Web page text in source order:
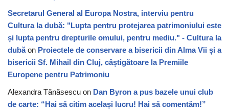
Secretarul General al Europa Nostra, interviu pentru
Cultura la dubă: "Lupta pentru protejarea patrimoniului este
și lupta pentru drepturile omului, pentru mediu." - Cultura la
dubăon Proiectele de conservare a bisericii din Alma Vii și a
bisericii Sf. Mihail din Cluj, câștigătoare la Premiile
Europene pentru Patrimoniu
Alexandra Tănăsescu on Dan Byron a pus bazele unui club
de carte: “Hai să citim același lucru! Hai să comentăm!”